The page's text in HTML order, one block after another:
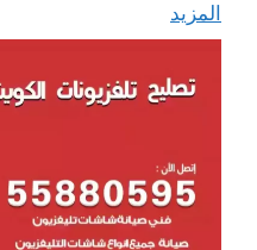
المزيد